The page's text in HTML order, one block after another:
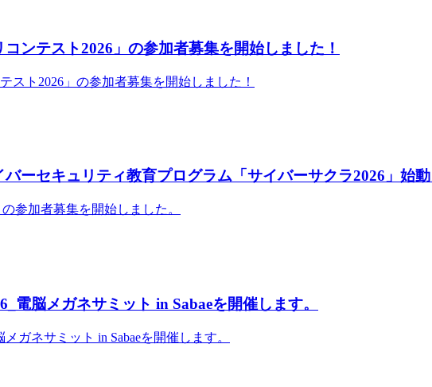
コンテスト2026」の参加者募集を開始しました！
スト2026」の参加者募集を開始しました！
ーセキュリティ教育プログラム「サイバーサクラ2026」始
参加者募集を開始しました。
電脳メガネサミット in Sabaeを開催します。
ガネサミット in Sabaeを開催します。